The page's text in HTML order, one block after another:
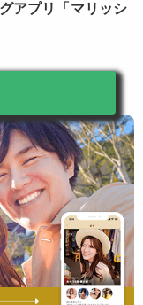
アプリ「マリッシ